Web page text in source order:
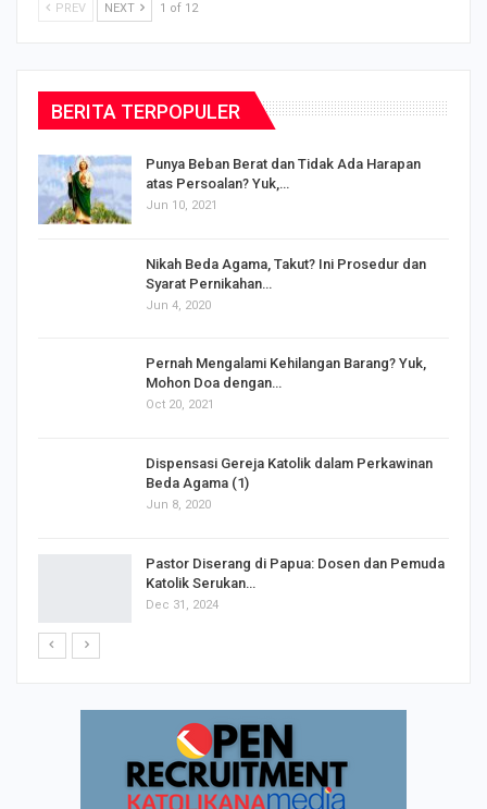
PREV NEXT 1 of 12
BERITA TERPOPULER
Punya Beban Berat dan Tidak Ada Harapan
atas Persoalan? Yuk,…
Jun 10, 2021
Nikah Beda Agama, Takut? Ini Prosedur dan
Syarat Pernikahan…
Jun 4, 2020
Pernah Mengalami Kehilangan Barang? Yuk,
Mohon Doa dengan…
Oct 20, 2021
Dispensasi Gereja Katolik dalam Perkawinan
Beda Agama (1)
Jun 8, 2020
Pastor Diserang di Papua: Dosen dan Pemuda
Katolik Serukan…
Dec 31, 2024